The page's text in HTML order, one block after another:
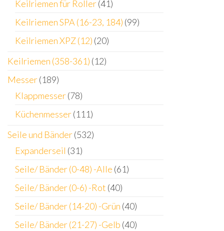
Keilriemen für Roller(41)
Keilriemen SPA (16-23, 184) (99)
Keilriemen XPZ (12) (20)
Keilriemen (358-361) (12)
Messer(189)
Klappmesser(78)
Küchenmesser(111)
Seile und Bänder(532)
Expanderseil (31)
Seile/ Bänder (0-48) -Alle (61)
Seile/ Bänder (0-6) -Rot (40)
Seile/ Bänder (14-20) -Grün (40)
Seile/ Bänder (21-27) -Gelb (40)